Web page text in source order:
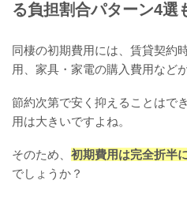
る負担割合パターン4選
同棲の初期費用には、賃貸契約
用、家具・家電の購入費用など
節約次第で安く抑えることはで
用は大きいですよね。
そのため、 初期費用は完全折半
でしょうか？